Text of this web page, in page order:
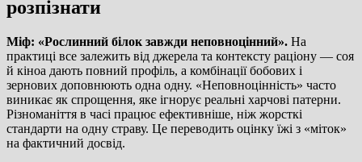
розпізнати
Міф: «Рослинний білок завжди неповноцінний». На
практиці все залежить від джерела та контексту раціону — соя
й кіноа дають повний профіль, а комбінації бобових і
зернових доповнюють одна одну. «Неповноцінність» часто
виникає як спрощення, яке ігнорує реальні харчові патерни.
Різноманіття в часі працює ефективніше, ніж жорсткі
стандарти на одну страву. Це переводить оцінку їжі з «міток»
на фактичний досвід.